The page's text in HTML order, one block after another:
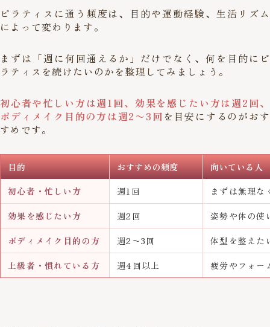
ピラティスに通う頻度は、目的や運動経験、生活リズム
によって変わります。
まずは「週に何回通えるか」だけでなく、何を目的にピ
ラティスを続けたいのかを整理してみましょう。
初心者や忙しい方は週1回、効果を感じたい方は週2回、
ボディメイク目的の方は週2〜3回を目安にするのがおす
すめです。
目的 おすすめの頻度
向いている人
初心者・忙しい方
週1回 まずは無理な
効果を感じたい方 週2回 姿勢や体の使
ボディメイク目的の方 週2〜3回 体型を整えた
上級者・慣れている方 週4回以上 疲労やフォー